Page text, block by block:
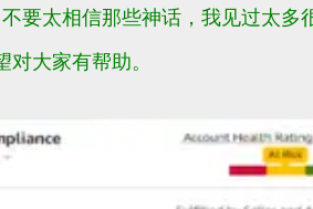
太相信那些神话，我见过太多
大家有帮助。